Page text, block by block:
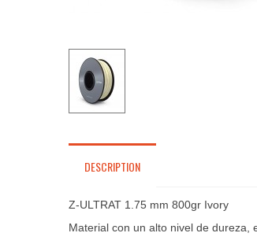
DESCRIPTION
Z-ULTRAT 1.75 mm 800gr Ivory
Material con un alto nivel de dureza,